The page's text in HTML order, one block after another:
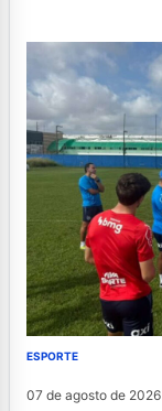
ESPORTE
07 de agosto de 2026